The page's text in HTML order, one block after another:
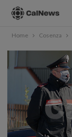
Home Cosenza